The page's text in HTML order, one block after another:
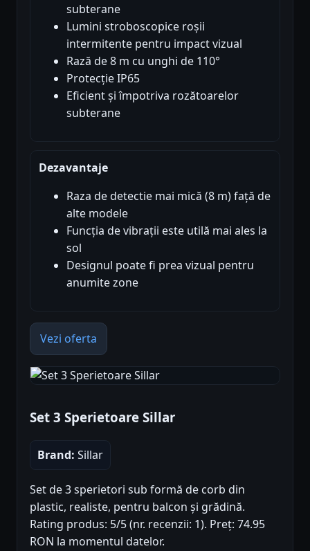
subterane
Lumini stroboscopice roșii
intermitente pentru impact vizual
Rază de 8 m cu unghi de 110°
Protecție IP65
Eficient și împotriva rozătoarelor
subterane
Dezavantaje
Raza de detectie mai mică (8 m) față de
alte modele
Funcția de vibrații este utilă mai ales la
sol
Designul poate fi prea vizual pentru
anumite zone
Vezi oferta
Set 3 Sperietoare Sillar
Brand: Sillar
Set de 3 sperietori sub formă de corb din
plastic, realiste, pentru balcon și grădină.
Rating produs: 5/5 (nr. recenzii: 1). Preț: 74.95
RON la momentul datelor.